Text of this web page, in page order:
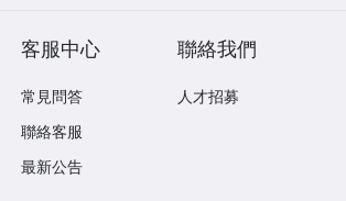
客服中心
常見問答
聯絡客服
最新公告
聯絡我們
人才招募